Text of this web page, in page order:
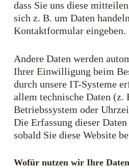
dass Sie uns diese
sich z. B. um Daten
Kontaktformular eingeben.
Andere Daten werden
Ihrer Einwilligung beim
durch unsere IT-Systeme
allem technische Daten (z.
Betriebssystem oder
Die Erfassung dieser
sobald Sie diese Website
Wofür nutzen wir Ihre